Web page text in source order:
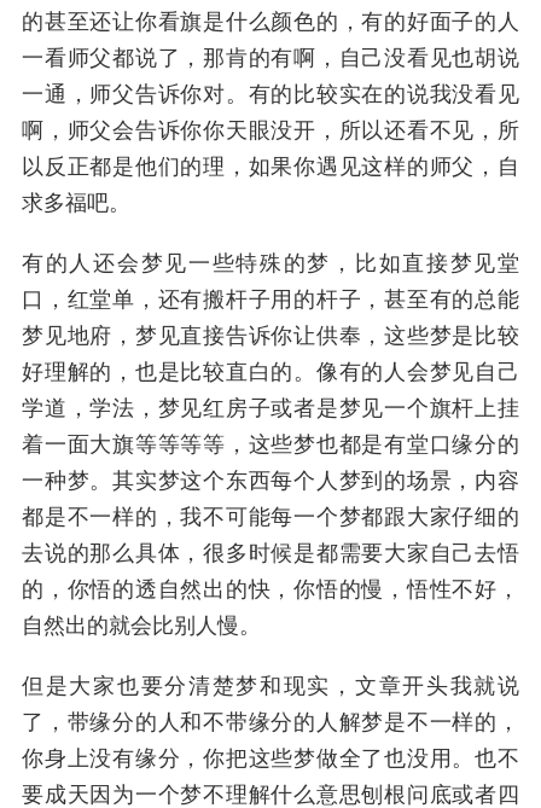
的甚至还让你看旗是什么颜色的，有的好面子的人
一看师父都说了，那肯的有啊，自己没看见也胡说
一通，师父告诉你对。有的比较实在的说我没看见
啊，师父会告诉你你天眼没开，所以还看不见，所
以反正都是他们的理，如果你遇见这样的师父，自
求多福吧。
有的人还会梦见一些特殊的梦，比如直接梦见堂
口，红堂单，还有搬杆子用的杆子，甚至有的总能
梦见地府，梦见直接告诉你让供奉，这些梦是比较
好理解的，也是比较直白的。像有的人会梦见自己
学道，学法，梦见红房子或者是梦见一个旗杆上挂
着一面大旗等等等等，这些梦也都是有堂口缘分的
一种梦。其实梦这个东西每个人梦到的场景，内容
都是不一样的，我不可能每一个梦都跟大家仔细的
去说的那么具体，很多时候是都需要大家自己去悟
的，你悟的透自然出的快，你悟的慢，悟性不好，
自然出的就会比别人慢。
但是大家也要分清楚梦和现实，文章开头我就说
了，带缘分的人和不带缘分的人解梦是不一样的，
你身上没有缘分，你把这些梦做全了也没用。也不
要成天因为一个梦不理解什么意思刨根问底或者四